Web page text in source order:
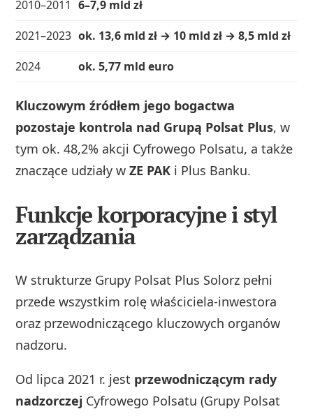
2010–2011
6–7,9 mld zł
2021–2023 ok. 13,6 mld zł → 10 mld zł → 8,5 mld zł
2024
ok. 5,77 mld euro
Kluczowym źródłem jego bogactwa
pozostaje kontrola nad Grupą Polsat Plus, w
tym ok. 48,2% akcji Cyfrowego Polsatu, a także
znaczące udziały wZE PAK i Plus Banku.
Funkcje korporacyjne i styl
zarządzania
W strukturze Grupy Polsat Plus Solorz pełni
przede wszystkim rolę właściciela‑inwestora
oraz przewodniczącego kluczowych organów
nadzoru.
Od lipca 2021 r. jest przewodniczącym rady
nadzorczej Cyfrowego Polsatu (Grupy Polsat